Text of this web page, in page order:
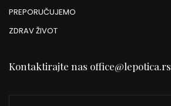
PREPORUČUJEMO
ZDRAV ŽIVOT
Kontaktirajte nas office@lepotica.rs